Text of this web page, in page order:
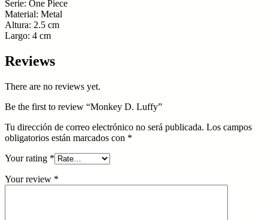
Serie: One Piece
Material: Metal
Altura: 2.5 cm
Largo: 4 cm
Reviews
There are no reviews yet.
Be the first to review “Monkey D. Luffy”
Tu dirección de correo electrónico no será publicada. Los campos
obligatorios están marcados con *
Your rating *
Your review *